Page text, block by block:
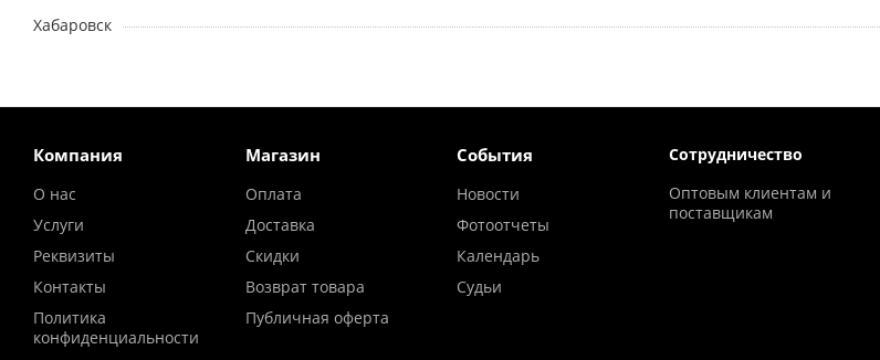
Хабаровск
Компания
О нас
Услуги
Реквизиты
Контакты
Политика
конфиденциальности
Магазин
Оплата
Доставка
Скидки
Возврат товара
Публичная оферта
События
Новости
Фотоотчеты
Календарь
Судьи
Сотрудничество
Оптовым клиентам и
поставщикам